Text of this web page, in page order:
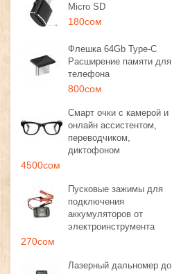
Micro SD
180сом
Флешка 64Gb Type-C
Расширение памяти для
телефона
800сом
Смарт очки с камерой и
онлайн ассистентом,
переводчиком,
диктофоном
4500сом
Пусковые зажимы для
подключения
аккумуляторов от
электроинструмента
270сом
Лазерный дальномер до